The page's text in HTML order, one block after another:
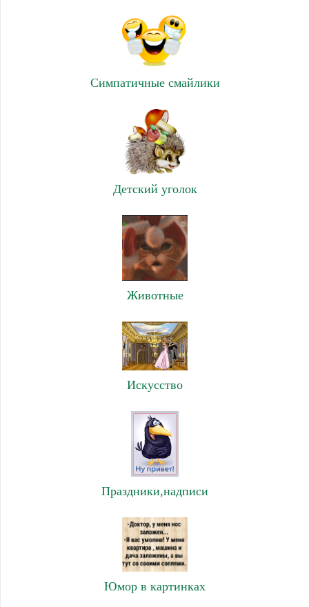
Симпатичные смайлики
Детский уголок
Животные
Искусство
Праздники,надписи
Юмор в картинках